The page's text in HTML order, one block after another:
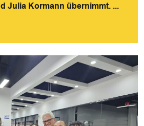
Julia Kormann übernimmt. ...